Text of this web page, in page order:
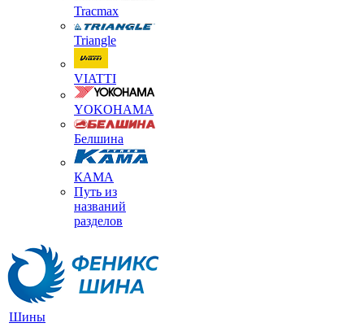
Tracmax
Triangle
VIATTI
YOKOHAMA
Белшина
КАМА
Путь из
названий
разделов
Шины